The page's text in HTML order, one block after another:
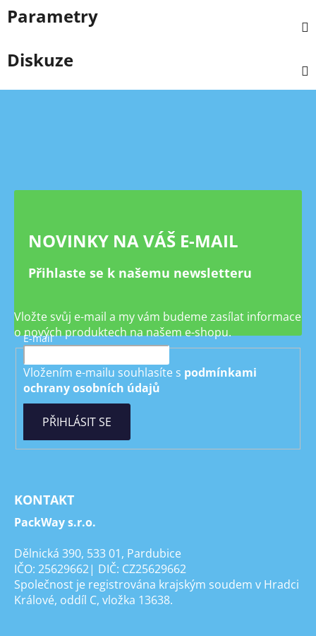
Parametry
Diskuze
Z
NOVINKY NA VÁŠ E-MAIL
Přihlaste se k našemu newsletteru
Vložte svůj e-mail a my vám budeme zasílat informace
o nových produktech na našem e-shopu.
E-mail
Vložením e-mailu souhlasíte s podmínkami
ochrany osobních údajů
PŘIHLÁSIT SE
KONTAKT
PackWay s.r.o.
Dělnická 390, 533 01, Pardubice
IČO: 25629662| DIČ: CZ25629662
Společnost je registrována krajským soudem v Hradci
Králové, oddíl C, vložka 13638.